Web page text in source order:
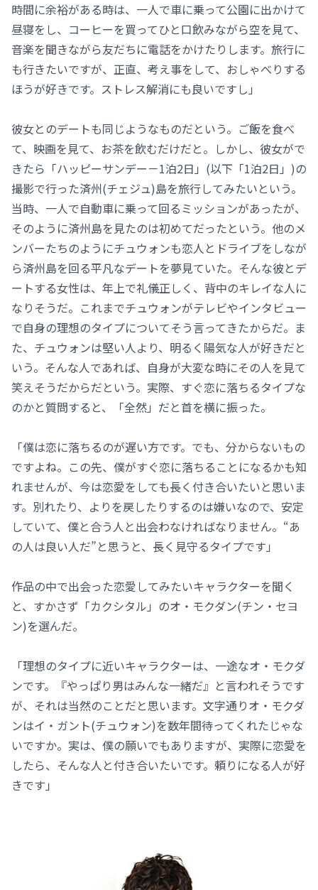
時間に余裕がある時は、一人で車に乗って公園に出かけて
昼寝をし、コーヒーを買ってひと口飲みながら空を見て、
音楽を聞きながら友だちに電話をかけたりします。旅行に
も行きたいですが、正直、考え事をして、おしゃべりする
ほうが好きです。ストレス解消にも良いですし」
彼女とのデートも同じようなものだという。ご飯を食べ
て、映画を見て、お茶を飲むだけだと。しかし、彼女がで
きたら「ハッピーサンデー－1泊2日」(以下「1泊2日」)の
撮影で行った済州(チェジュ)島を旅行してみたいという。
当時、一人で自動車に乗って回るミッションがあったが、
そのように済州島を見たのは初めてだったという。他のメ
ンバーたちのようにチュウォンも恋人とドライブをしなが
ら済州島を回る平凡なデートを夢見ていた。そんな彼とデ
ートする女性は、年上で礼儀正しく、背中のキレイな人に
なりそうだ。これまでチュウォンがテレビやインタビュー
で自身の理想のタイプについてそう言ってきたからだ。ま
た、チュウォンは堅い人より、明るく陽気な人が好きだと
いう。そんな人であれば、自身が大変な時にその人を見て
笑えそうだからだという。実際、すぐ恋に落ちるタイプな
のかと質問すると、「全然」だと首を横に振った。
「僕は恋に落ちるのが遅い方です。でも、分からないもの
ですよね。この先、僕がすぐ恋に落ちることになるかも知
れませんが、今は恋愛をしても長く付き合いたいと思いま
す。別れたり、よりを戻したりするのは嫌いなので、安定
していて、僕と合う人と出会わなければなりません。“あ
の人は良い人だ”と思うと、長く見守るタイプです」
作品の中で出会った恋愛してみたいキャラクターを聞く
と、すかさず「カクシタル」のオ・モクダン(チン・セヨ
ン)を選んだ。
「理想のタイプに近いキャラクターは、一途なオ・モクダ
ンです。『やっぱり男はみんな一緒だ』と言われそうです
が、それは当然のことだと思います。文字通りオ・モクダ
ンはイ・ガント(チュウォン)を数年間待ってくれたじゃな
いですか。実は、僕の願いでもありますが、実際に恋愛を
したら、そんな人と付き合いたいです。頼りになる人が好
きです」